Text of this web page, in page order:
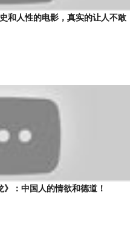
和人性的电影，真实的让人不敢
》：中国人的情欲和德道！